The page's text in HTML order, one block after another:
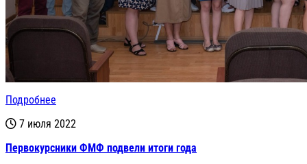
Подробнее
7 июля 2022
Первокурсники ФМФ подвели итоги года